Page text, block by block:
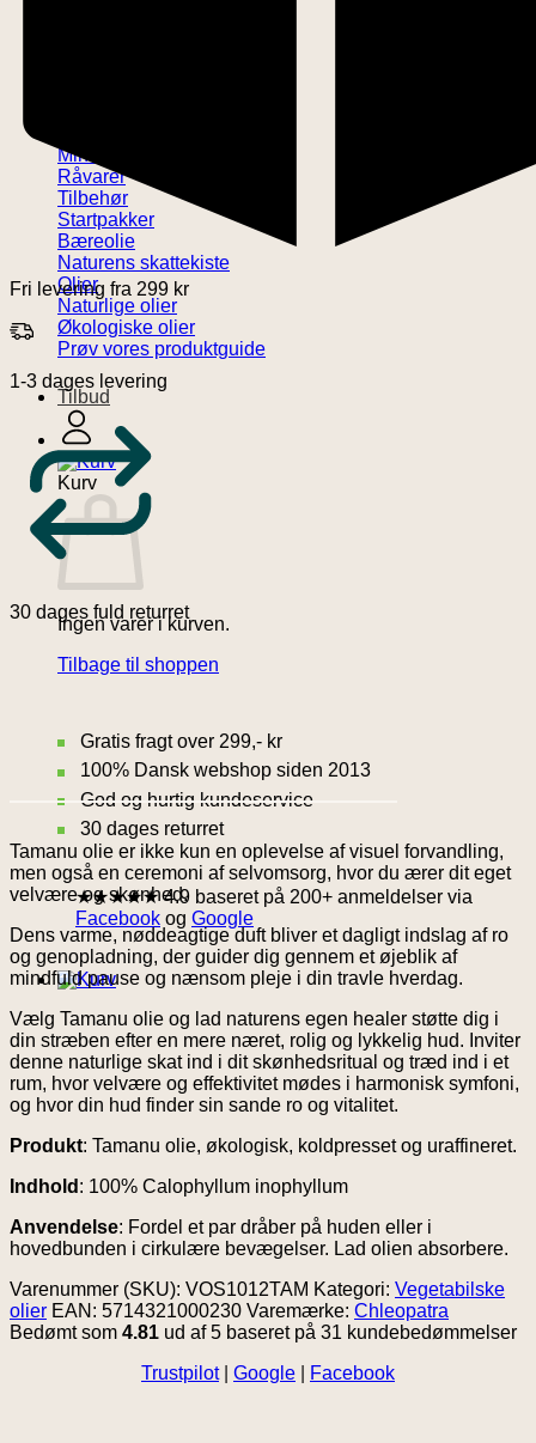
Mineralsk ler
Råvarer
Tilbehør
Startpakker
Bæreolie
Naturens skattekiste
Olier
Naturlige olier
Økologiske olier
Prøv vores produktguide
Tilbud
Kurv
Ingen varer i kurven.
Tilbage til shoppen
Gratis fragt over 299,- kr
100% Dansk webshop siden 2013
God og hurtig kundeservice
30 dages returret
★★★★★ 4.9 baseret på 200+ anmeldelser via
Facebook og Google
Fri levering fra 299 kr
1-3 dages levering
30 dages fuld returret
Tamanu olie er ikke kun en oplevelse af visuel forvandling,
men også en ceremoni af selvomsorg, hvor du ærer dit eget
velvære og skønhed.
Dens varme, nøddeagtige duft bliver et dagligt indslag af ro
og genopladning, der guider dig gennem et øjeblik af
mindfuld pause og nænsom pleje i din travle hverdag.
Vælg Tamanu olie og lad naturens egen healer støtte dig i
din stræben efter en mere næret, rolig og lykkelig hud. Inviter
denne naturlige skat ind i dit skønhedsritual og træd ind i et
rum, hvor velvære og effektivitet mødes i harmonisk symfoni,
og hvor din hud finder sin sande ro og vitalitet.
Produkt: Tamanu olie, økologisk, koldpresset og uraffineret.
Indhold : 100% Calophyllum inophyllum
Anvendelse: Fordel et par dråber på huden eller i
hovedbunden i cirkulære bevægelser. Lad olien absorbere.
Varenummer (SKU): VOS1012TAM Kategori: Vegetabilske
olier EAN: 5714321000230 Varemærke: Chleopatra
Bedømt som 4.81 ud af 5 baseret på 31 kundebedømmelser
Trustpilot| Google Facebook